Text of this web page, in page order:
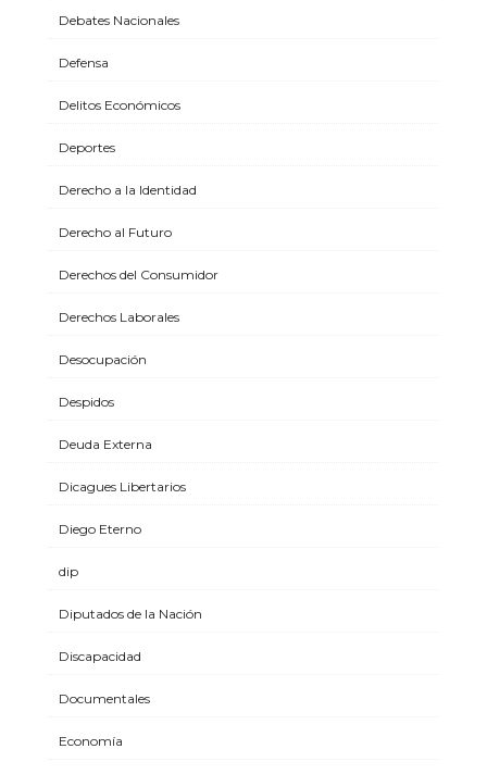
Debates Nacionales
Defensa
Delitos Económicos
Deportes
Derecho a la Identidad
Derecho al Futuro
Derechos del Consumidor
Derechos Laborales
Desocupación
Despidos
Deuda Externa
Dicagues Libertarios
Diego Eterno
dip
Diputados de la Nación
Discapacidad
Documentales
Economía